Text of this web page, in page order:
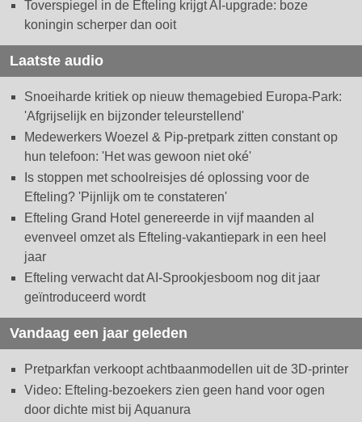
Toverspiegel in de Efteling krijgt AI-upgrade: boze
koningin scherper dan ooit
Laatste audio
Snoeiharde kritiek op nieuw themagebied Europa-Park:
'Afgrijselijk en bijzonder teleurstellend'
Medewerkers Woezel & Pip-pretpark zitten constant op
hun telefoon: 'Het was gewoon niet oké'
Is stoppen met schoolreisjes dé oplossing voor de
Efteling? 'Pijnlijk om te constateren'
Efteling Grand Hotel genereerde in vijf maanden al
evenveel omzet als Efteling-vakantiepark in een heel
jaar
Efteling verwacht dat AI-Sprookjesboom nog dit jaar
geïntroduceerd wordt
Vandaag een jaar geleden
Pretparkfan verkoopt achtbaanmodellen uit de 3D-printer
Video: Efteling-bezoekers zien geen hand voor ogen
door dichte mist bij Aquanura